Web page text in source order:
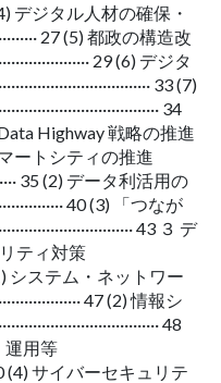
25 (4) デジタル人材の確保・
27 (5) 都政の構造改
29 (6) デジタ
33 (7)
34
Highway 戦略の推進
(1) スマートシティの推進
35 (2) データ利活用の
40 (3) 「つなが
43 ３ デ
ティ対策
47 (1) システム・ネットワー
47 (2) 情報シ
48
運用等
50 (4) サイバーセキュリテ